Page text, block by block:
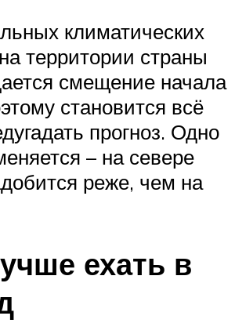
климатических
территории страны
смещение начала
становится всё
прогноз. Одно
– на севере
реже, чем на
ехать в